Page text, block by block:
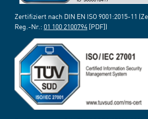
Zertifiziert nach DIN EN ISO 9001:2015-11
Reg.-Nr.: 01 100 2100794 [PDF])